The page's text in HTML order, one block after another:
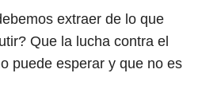
extraer de lo que
Que la lucha contra el
puede esperar y que no es